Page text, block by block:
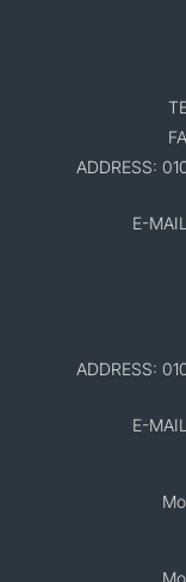
ADDRESS:
E-
ADDRESS:
E-